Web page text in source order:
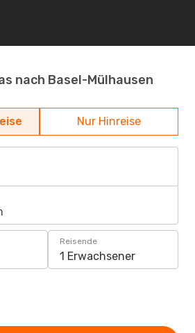
nach Basel-Mülhausen
Nur Hinreise
Reisende
1 Erwachsener